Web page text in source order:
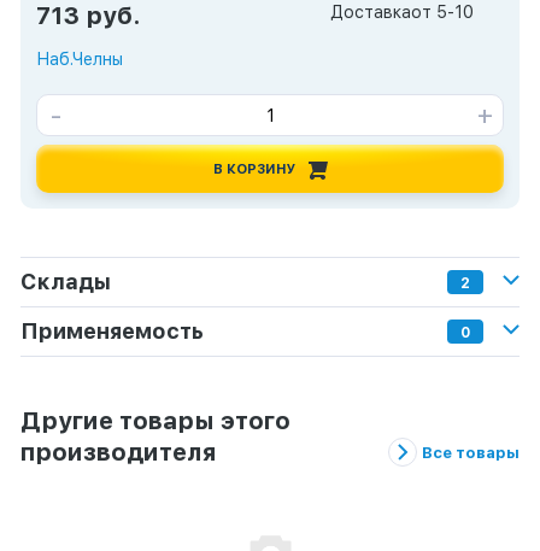
713 руб. Доставкаот 5-10
Наб.Челны
- +
В КОРЗИНУ
Склады 2
Применяемость 0
Другие товары этого
производителя
Все товары